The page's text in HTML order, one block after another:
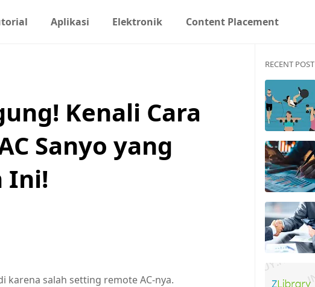
Aplikasi Elektronik Content Placement
Kenali Cara
Sanyo yang
Ini!
karena salah setting remote AC-nya.
RECENT POST